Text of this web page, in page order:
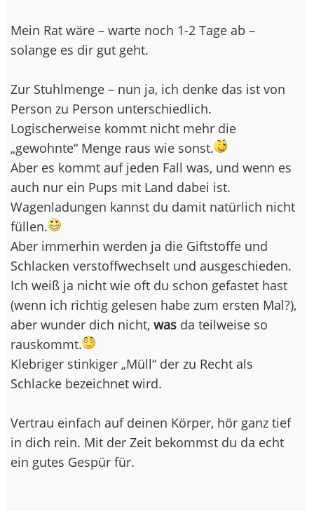
Mein Rat wäre – warte noch 1-2 Tage ab –
solange es dir gut geht.
Zur Stuhlmenge – nun ja, ich denke das ist von
Person zu Person unterschiedlich.
Logischerweise kommt nicht mehr die
„gewohnte“ Menge raus wie sonst.
Aber es kommt auf jeden Fall was, und wenn es
auch nur ein Pups mit Land dabei ist.
Wagenladungen kannst du damit natürlich nicht
füllen.
Aber immerhin werden ja die Giftstoffe und
Schlacken verstoffwechselt und ausgeschieden.
Ich weiß ja nicht wie oft du schon gefastet hast
(wenn ich richtig gelesen habe zum ersten Mal?),
aber wunder dich nicht, was da teilweise so
rauskommt.
Klebriger stinkiger „Müll“ der zu Recht als
Schlacke bezeichnet wird.
Vertrau einfach auf deinen Körper, hör ganz tief
in dich rein. Mit der Zeit bekommst du da echt
ein gutes Gespür für.